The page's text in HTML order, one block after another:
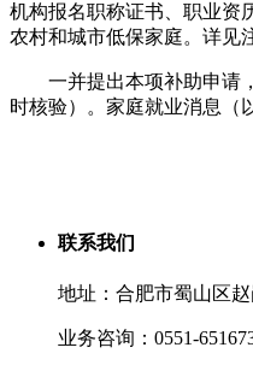
机构报名职称证书、职业资
农村和城市低保家庭。详见
一并提出本项补助申请，
时核验）。家庭就业消息（
联系我们
地址：合肥市蜀山区
业务咨询：0551-